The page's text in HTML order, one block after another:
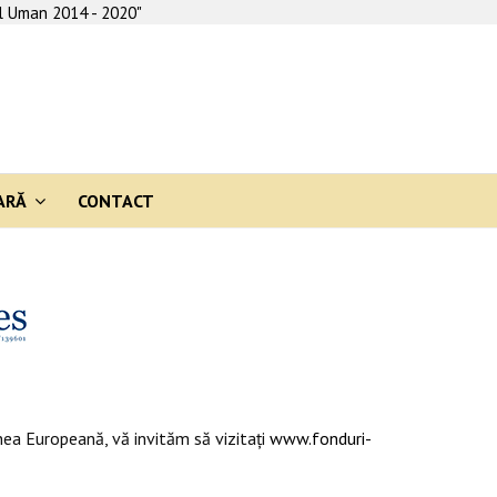
2014 - 2020"
CONTACT
Europeană, vă invităm să vizitaţi www.fonduri-